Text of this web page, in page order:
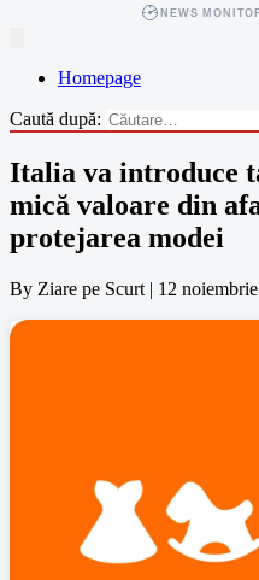
NEWS
Homepage
Caută după:
Italia va introduce
mică valoare din
protejarea modei
By Ziare pe Scurt | 12